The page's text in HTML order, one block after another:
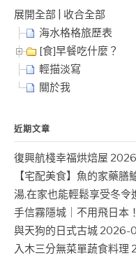
展開全部
收合全部
海水格格旅歷表
[食]早餐吃什麼？
輕描淡寫
關於我
近期文章
復興航棧幸福烘焙屋
【宅配美食】魚的家藥
湯,在家也能輕鬆享受冬令
手信霧隱城｜不用飛日本
與天狗的日式古城 2026-
入木三分無菜單蔬食料理